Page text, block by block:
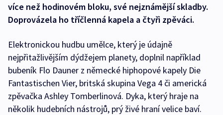
více než hodinovém bloku, své nejznámější skladby.
Doprovázela ho tříčlenná kapela a čtyři zpěváci.
Elektronickou hudbu umělce, který je údajně
nejpřitažlivějším dýdžejem planety, doplnil například
bubeník Flo Dauner z německé hiphopové kapely Die
Fantastischen Vier, britská skupina Vega 4 či americká
zpěvačka Ashley Tomberlinová. Dyka, který hraje na
několik hudebních nástrojů, prý živé hraní velice baví.